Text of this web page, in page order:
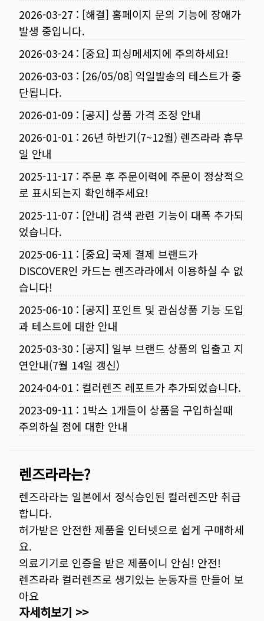
2026-03-27 : [해결] 홈페이지 문의 기능에 장애가
발생 중입니다.
2026-03-24: [중요] 피싱메세지에 주의하세요!
2026-03-03 : [26/05/08] 익일발송의 테스트가 중
단됩니다.
2026-01-09 : [공지] 상품 가격 조정 안내
2026-01-01 : 26년 하반기(7~12월) 렌즈라라 휴무
일 안내
2025-11-17 : 주문 후 주문이력에 주문이 정상적으
로 표시되는지 확인해주세요!
2025-11-07 : [안내] 검색 관련 기능이 대폭 추가되
었습니다.
2025-06-11 : [중요] 국제 결제 브랜드가
DISCOVER인 카드는 렌즈라라에서 이용하실 수 없
습니다!
2025-06-10 : [공지] 포인트 및 관심상품 기능 도입
과 테스트에 대한 안내
2025-03-30 : [공지] 일부 브랜드 상품의 입출고 지
연안내(7월 14일 갱신)
2024-04-01 : 컬러렌즈 레포트가 추가되었습니다.
2023-09-11 : 1박스 1개들이 상품을 구입하실때
주의하실 점에 대한 안내
렌즈라라는?
렌즈라라는 일본에서 정식승인된 컬러렌즈만 취급
합니다.
허가받은 안전한 제품을 인터넷으로 쉽게 구매하세
요.
의료기기로 인증을 받은 제품이니 안심! 안전!
렌즈라라 컬러렌즈로 생기있는 눈동자를 만들어 보
아요
자세히보기 >>